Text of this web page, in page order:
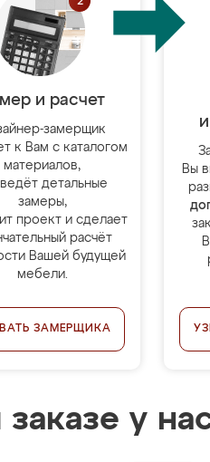
и расчет
замерщик
к Вам с каталогом
материалов,
детальные
замеры,
проект и сделает
расчёт
Вашей будущей
мебели.
ЗАМЕРЩИКА
Вы
у